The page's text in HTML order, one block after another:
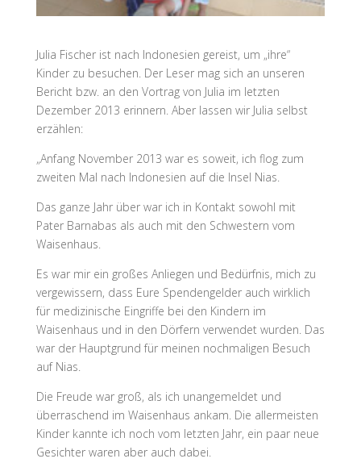
Julia Fischer ist nach Indonesien gereist, um „ihre“
Kinder zu besuchen. Der Leser mag sich an unseren
Bericht bzw. an den Vortrag von Julia im letzten
Dezember 2013 erinnern. Aber lassen wir Julia selbst
erzählen:
„Anfang November 2013 war es soweit, ich flog zum
zweiten Mal nach Indonesien auf die Insel Nias.
Das ganze Jahr über war ich in Kontakt sowohl mit
Pater Barnabas als auch mit den Schwestern vom
Waisenhaus.
Es war mir ein großes Anliegen und Bedürfnis, mich zu
vergewissern, dass Eure Spendengelder auch wirklich
für medizinische Eingriffe bei den Kindern im
Waisenhaus und in den Dörfern verwendet wurden. Das
war der Hauptgrund für meinen nochmaligen Besuch
auf Nias.
Die Freude war groß, als ich unangemeldet und
überraschend im Waisenhaus ankam. Die allermeisten
Kinder kannte ich noch vom letzten Jahr, ein paar neue
Gesichter waren aber auch dabei.